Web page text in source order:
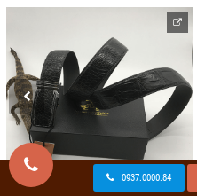
0937.0000.84